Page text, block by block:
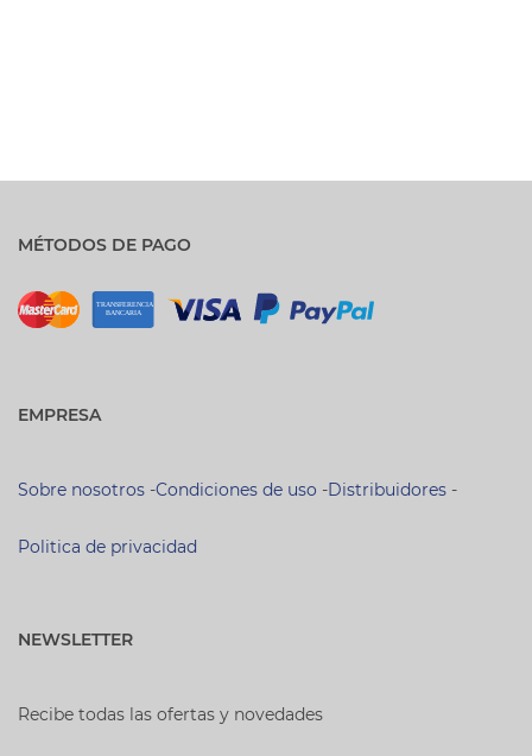
MÉTODOS DE PAGO
EMPRESA
Sobre nosotros -Condiciones de uso -Distribuidores -
Politica de privacidad
NEWSLETTER
Recibe todas las ofertas y novedades